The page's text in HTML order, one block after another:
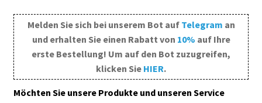
Melden Sie sich bei unserem Bot auf Telegram an
und erhalten Sie einen Rabatt von 10% auf Ihre
erste Bestellung! Um auf den Bot zuzugreifen,
klicken Sie HIER.
Möchten Sie unsere Produkte und unseren Service